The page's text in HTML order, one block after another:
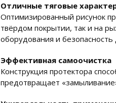
Отличные тяговые
Оптимизированный рисунок
твёрдом покрытии, так и на
оборудования и
Эффективная самоочистка
Конструкция протектора
предотвращает